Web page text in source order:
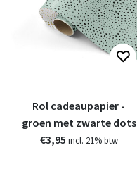
Rol cadeaupapier -
groen met zwarte dots
€3,95 incl. 21% btw